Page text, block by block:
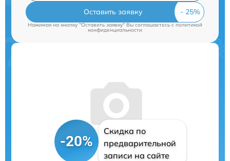
Оставить заявку
Нажимая на кнопку "Оставить заявку" Вы соглашаетесь cполитикой
конфиденциальности
-20%
Скидка по
предварительной
записи на сайте